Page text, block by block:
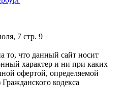
7 стр. 9
то, что данный сайт носит
характер и ни при каких
офертой, определяемой
кодекса